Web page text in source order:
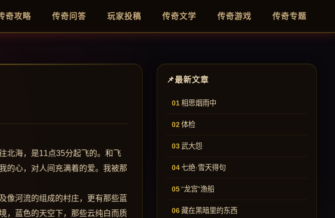
奇攻略 传奇问答 玩家投稿 传奇文学 传奇游戏 传奇专题
北海，是11点35分起飞的。和飞
的心，对人间充满着的爱。我被那
像河流的组成的村庄，更有那些蓝
，蓝色的天空下，那些云纯白而质
最新文章
相思烟雨中
体检
武大怨
七绝·雪天得句
“龙宫”渔船
藏在黑暗里的东西